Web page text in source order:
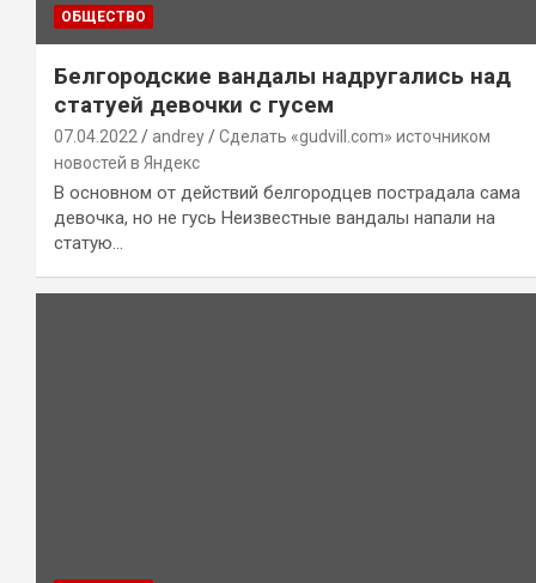
ОБЩЕСТВО
Белгородские вандалы надругались над
статуей девочки с гусем
07.04.2022 andrey
Сделать «gudvill.com» источником
новостей в Яндекс
В основном от действий белгородцев пострадала сама
девочка, но не гусь Неизвестные вандалы напали на
статую…